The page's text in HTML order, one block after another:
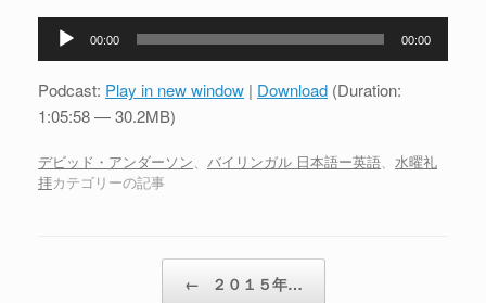
プ
レ
ヤ
ー
00:00 00:00
Podcast: Play in new window | Download (Duration:
1:05:58 — 30.2MB)
デビッド・アンダーソン、 バイリンガル 日本語ー英語、 水曜礼
拝カテゴリーの記事
← ２０１５年…